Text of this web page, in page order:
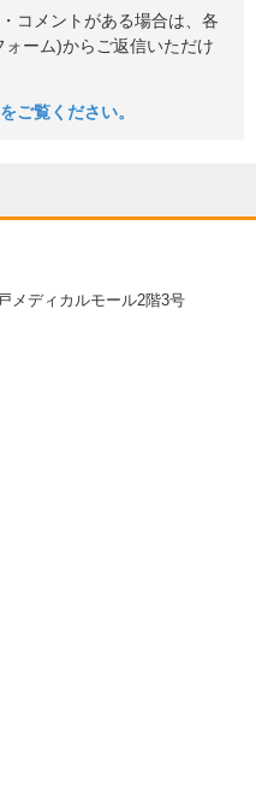
コメントがある場合は、各
ーム)からご返信いただけ
ご覧ください。
メディカルモール2階3号